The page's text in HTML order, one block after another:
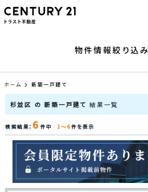
物件情報絞り込み
ホーム 新築一戸建て
杉並区 の 新築一戸建て結果一覧
検索結果： 6 件中 1～6件を表示